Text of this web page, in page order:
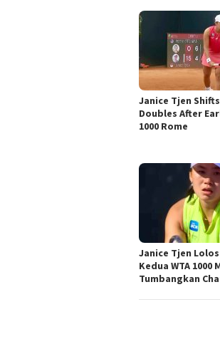
Janice Tjen
Doubles After
1000 Rome
Janice Tjen
Kedua WTA 1000
Tumbangkan